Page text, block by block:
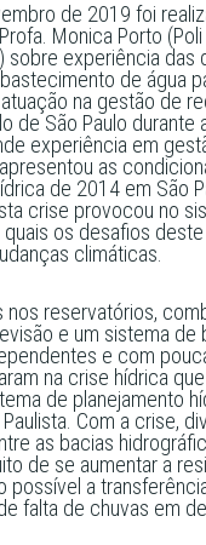
de 2019 foi
Monica Porto (Poli
sobre experiência das
de água
na gestão de
de São Paulo durante
experiência em
as
de 2014 em São
crise provocou no
os desafios
climáticas.
nos reservatórios,
e um sistema de
e com
na crise hídrica
de planejamento
Com a crise,
as bacias
de se aumentar a
possível a
falta de chuvas em